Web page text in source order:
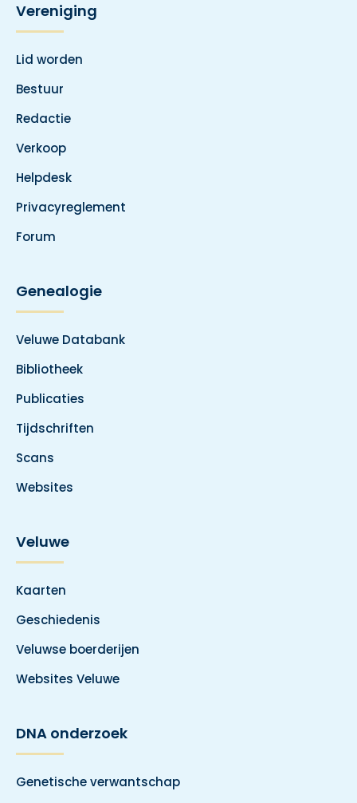
Vereniging
Lid worden
Bestuur
Redactie
Verkoop
Helpdesk
Privacyreglement
Forum
Genealogie
Veluwe Databank
Bibliotheek
Publicaties
Tijdschriften
Scans
Websites
Veluwe
Kaarten
Geschiedenis
Veluwse boerderijen
Websites Veluwe
DNA onderzoek
Genetische verwantschap